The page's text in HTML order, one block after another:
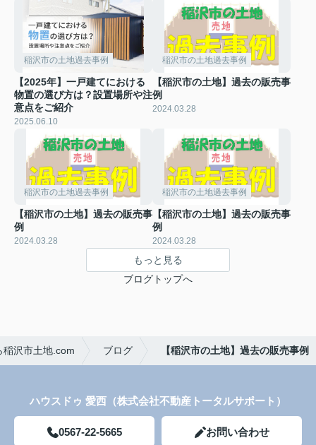
稲沢市の土地過去事例
【2025年】一戸建てにおける
物置の選び方は？設置場所や注
意点をご紹介
2025.06.10
稲沢市の土地過去事例
【稲沢市の土地】過去の販売事
例
2024.03.28
稲沢市の土地過去事例
【稲沢市の土地】過去の販売事
例
2024.03.28
稲沢市の土地過去事例
【稲沢市の土地】過去の販売事
例
2024.03.28
もっと見る
ブログトップへ
沢市土地.com ブログ 【稲沢市の土地】過去の販売事例
ハウスドゥ 愛西（株式会社不動産トータルサポート）
0567-22-5665 お問い合わせ